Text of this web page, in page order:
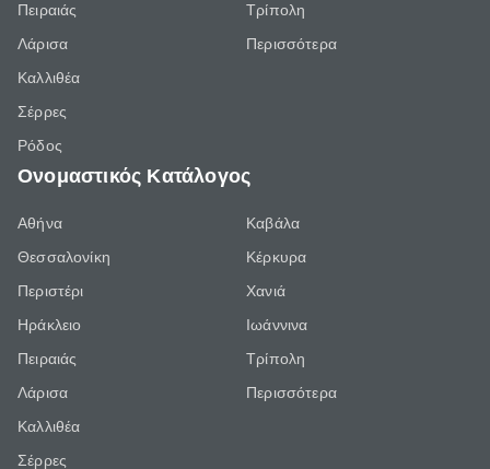
Πειραιάς
Λάρισα
Καλλιθέα
Σέρρες
Ρόδος
Τρίπολη
Περισσότερα
Ονομαστικός Κατάλογος
Αθήνα
Θεσσαλονίκη
Περιστέρι
Ηράκλειο
Πειραιάς
Λάρισα
Καλλιθέα
Σέρρες
Καβάλα
Κέρκυρα
Χανιά
Ιωάννινα
Τρίπολη
Περισσότερα